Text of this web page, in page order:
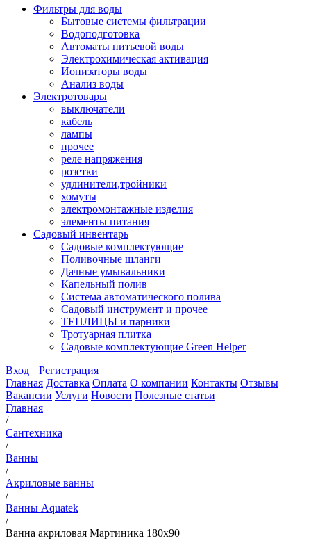
Фильтры для воды
Бытовые системы фильтрации
Водоподготовка
Автоматы питьевой воды
Электрохимическая активация
Ионизаторы воды
Анализ воды
Электротовары
выключатели
кабель
лампы
прочее
реле напряжения
розетки
удлинители,тройники
хомуты
электромонтажные изделия
элементы питания
Садовый инвентарь
Садовые комплектующие
Поливочные шланги
Дачные умывальники
Капельный полив
Система автоматического полива
Садовый инструмент и прочее
ТЕПЛИЦЫ и парники
Тротуарная плитка
Садовые комплектующие Green Helper
Вход
Регистрация
Главная Доставка Оплата О компании Контакты Отзывы
Вакансии Услуги Новости Полезные статьи
Главная
/
Сантехника
/
Ванны
/
Акриловые ванны
/
Ванны Aquatek
/
Ванна акриловая Мартиника 180х90